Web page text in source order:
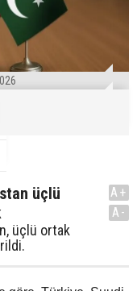
üçlü
üçlü ortak
A+
A-